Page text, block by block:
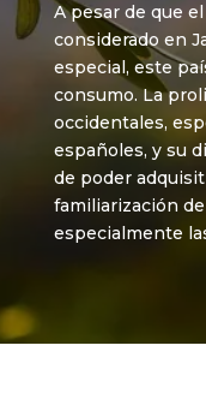
A pesar de que
considerado en
especial, este
consumo. La
occidentales,
españoles, y su
de poder
familiarización
especialmente